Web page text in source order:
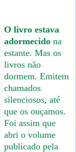
O livro estava
adormecidona
estante. Mas os
livros não
dormem. Emitem
chamados
silenciosos, até
que os ouçamos.
Foi assim que
abri o volume
publicado pela